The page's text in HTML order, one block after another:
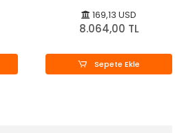
169,13 USD
8.064,00 TL
Sepete Ekle